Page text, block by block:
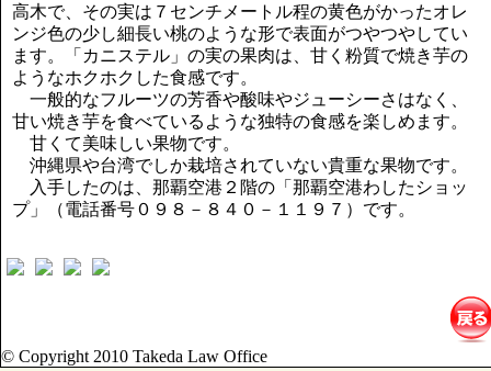
高木で、その実は７センチメートル程の黄色がかったオレ
ンジ色の少し細長い桃のような形で表面がつやつやしてい
ます。「カニステル」の実の果肉は、甘く粉質で焼き芋の
ようなホクホクした食感です。
一般的なフルーツの芳香や酸味やジューシーさはなく、
甘い焼き芋を食べているような独特の食感を楽しめます。
甘くて美味しい果物です。
沖縄県や台湾でしか栽培されていない貴重な果物です。
入手したのは、那覇空港２階の「那覇空港わしたショッ
プ」（電話番号０９８－８４０－１１９７）です。
© Copyright 2010 Takeda Law Office